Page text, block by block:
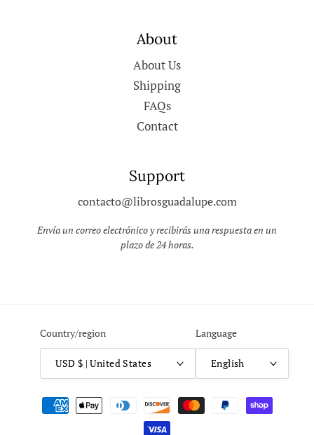
About
About Us
Shipping
FAQs
Contact
Support
contacto@librosguadalupe.com
Envía un correo electrónico y recibirás una respuesta en un
plazo de 24 horas.
Country/region
USD $ | United States
Language
English
Payment
methods